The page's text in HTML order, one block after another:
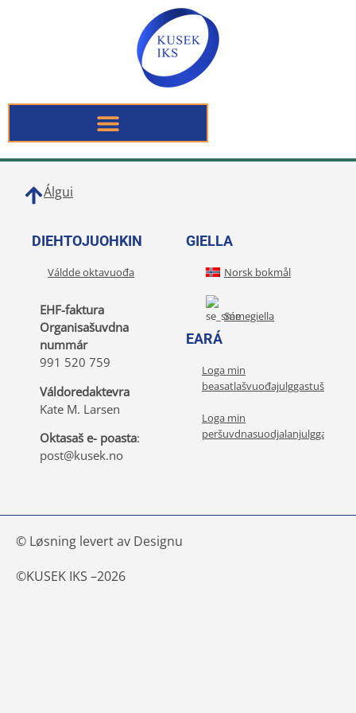
Álgui
DIEHTOJUOHKIN
Váldde oktavuođa
EHF-faktura
Organisašuvdna
nummár
991 520 759
Váldoredaktevra
Kate M. Larsen
Oktasaš e- poasta:
post@kusek.no
GIELLA
Norsk bokmål
Sámegiella
EARÁ
Loga min
beasatlašvuođajulggastuša
Loga min
peršuvdnasuodjalanjulggastuša
© Løsning levert av Designu
©KUSEK IKS –2026